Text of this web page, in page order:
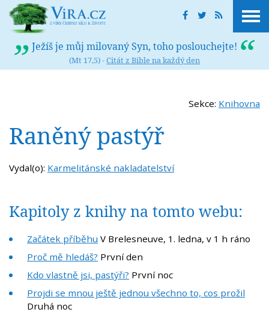
Ježíš je můj milovaný Syn, toho poslouchejte!
(Mt 17,5) -Citát z Bible na každý den
Sekce: Knihovna
Raněný pastýř
Vydal(o): Karmelitánské nakladatelství
Kapitoly z knihy na tomto webu:
Začátek příběhu V Brelesneuve, 1. ledna, v 1 h ráno
Proč mě hledáš? První den
Kdo vlastně jsi, pastýři? První noc
Projdi se mnou ještě jednou všechno to, cos prožil
Druhá noc